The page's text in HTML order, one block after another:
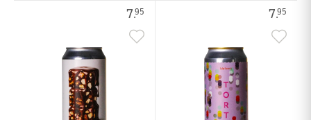
7.95 7.95